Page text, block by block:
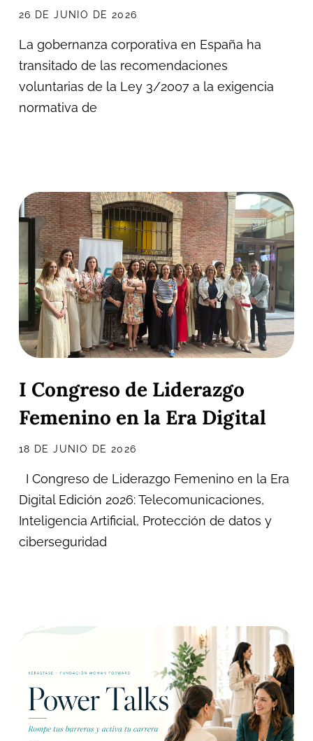
26 DE JUNIO DE 2026
La gobernanza corporativa en España ha
transitado de las recomendaciones
voluntarias de la Ley 3/2007 a la exigencia
normativa de
I Congreso de Liderazgo
Femenino en la Era Digital
18 DE JUNIO DE 2026
I Congreso de Liderazgo Femenino en la Era
Digital Edición 2026: Telecomunicaciones,
Inteligencia Artificial, Protección de datos y
ciberseguridad